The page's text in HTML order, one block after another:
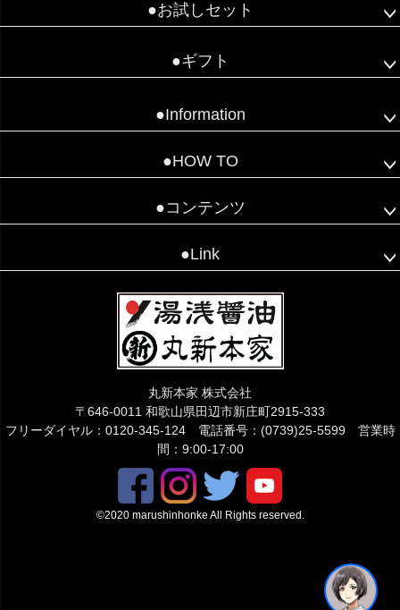
●お試しセット
●ギフト
●Information
●HOW TO
●コンテンツ
●Link
丸新本家 株式会社
〒646-0011 和歌山県田辺市新庄町2915-333
フリーダイヤル：0120-345-124 電話番号：(0739)25-5599 営業時
間：9:00-17:00
©2020 marushinhonke All Rights reserved.
こちらでご質問下さい😊
1